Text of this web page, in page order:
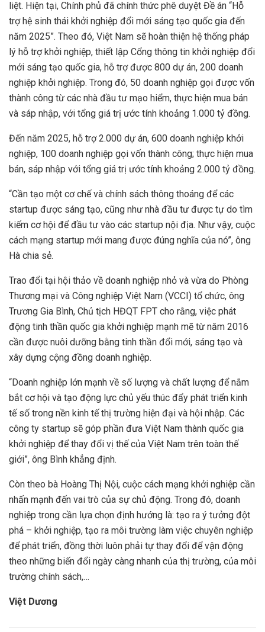
liệt. Hiện tại, Chính phủ đã chính thức phê duyệt Đề án “Hỗ
trợ hệ sinh thái khởi nghiệp đổi mới sáng tạo quốc gia đến
năm 2025”. Theo đó, Việt Nam sẽ hoàn thiện hệ thống pháp
lý hỗ trợ khởi nghiệp, thiết lập Cổng thông tin khởi nghiệp đổi
mới sáng tạo quốc gia, hỗ trợ được 800 dự án, 200 doanh
nghiệp khởi nghiệp. Trong đó, 50 doanh nghiệp gọi được vốn
thành công từ các nhà đầu tư mạo hiểm, thực hiện mua bán
và sáp nhập, với tổng giá trị ước tính khoảng 1.000 tỷ đồng.
Đến năm 2025, hỗ trợ 2.000 dự án, 600 doanh nghiệp khởi
nghiệp, 100 doanh nghiệp gọi vốn thành công; thực hiện mua
bán, sáp nhập với tổng giá trị ước tính khoảng 2.000 tỷ đồng.
“Cần tạo một cơ chế và chính sách thông thoáng để các
startup được sáng tạo, cũng như nhà đầu tư được tự do tìm
kiếm cơ hội để đầu tư vào các startup nội địa. Như vậy, cuộc
cách mạng startup mới mang được đúng nghĩa của nó”, ông
Hà chia sẻ.
Trao đổi tại hội thảo về doanh nghiệp nhỏ và vừa do Phòng
Thương mại và Công nghiệp Việt Nam (VCCI) tổ chức, ông
Trương Gia Bình, Chủ tịch HĐQT FPT cho rằng, việc phát
động tinh thần quốc gia khởi nghiệp mạnh mẽ từ năm 2016
cần được nuôi dưỡng bằng tinh thần đổi mới, sáng tạo và
xây dựng cộng đồng doanh nghiệp.
“Doanh nghiệp lớn mạnh về số lượng và chất lượng để nắm
bắt cơ hội và tạo động lực chủ yếu thúc đẩy phát triển kinh
tế số trong nền kinh tế thị trường hiện đại và hội nhập. Các
công ty startup sẽ góp phần đưa Việt Nam thành quốc gia
khởi nghiệp để thay đổi vị thế của Việt Nam trên toàn thế
giới”, ông Bình khẳng định.
Còn theo bà Hoàng Thị Nội, cuộc cách mạng khởi nghiệp cần
nhấn mạnh đến vai trò của sự chủ động. Trong đó, doanh
nghiệp trong cần lựa chọn định hướng là: tạo ra ý tưởng đột
phá – khởi nghiệp, tạo ra môi trường làm việc chuyên nghiệp
để phát triển, đồng thời luôn phải tự thay đổi để vận động
theo những biến đổi ngày càng nhanh của thị trường, của môi
trường chính sách,…
Việt Dương